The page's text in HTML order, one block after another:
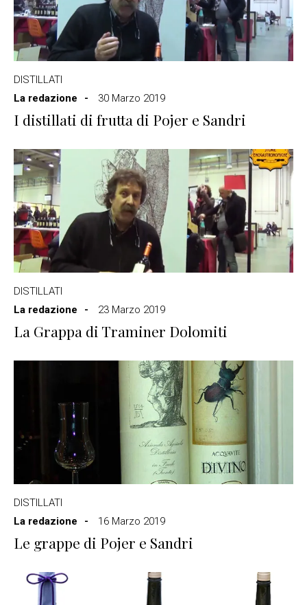
DISTILLATI
La redazione
30 Marzo 2019
I distillati di frutta di Pojer e Sandri
DISTILLATI
La redazione
23 Marzo 2019
La Grappa di Traminer Dolomiti
DISTILLATI
La redazione
16 Marzo 2019
Le grappe di Pojer e Sandri